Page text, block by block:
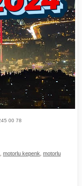
00 78
motorlu kepenk motorlu